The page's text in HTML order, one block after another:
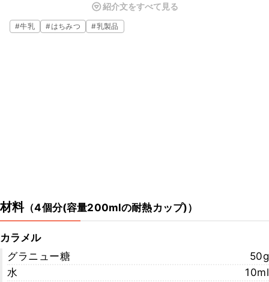
も可愛らしい贅沢スイーツです。ぜひお試しくださいね。
紹介文をすべて見る
#牛乳 #はちみつ #乳製品
材料（4個分(容量200mlの耐熱カップ)）
カラメル
グラニュー糖
50g
水
10ml